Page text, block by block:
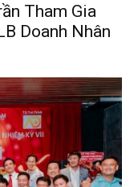
Tham Gia
Doanh Nhân